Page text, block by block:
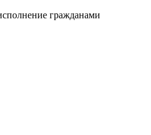
гражданами